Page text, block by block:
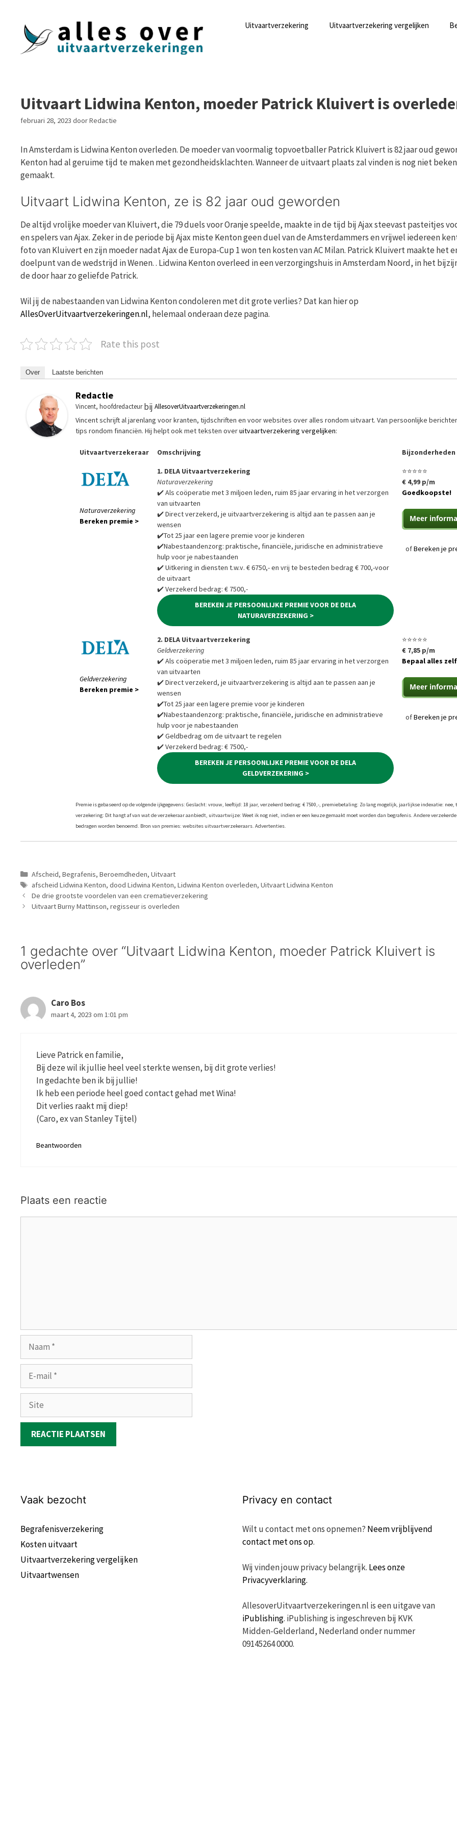
Uitvaartverzekering Uitvaartverzekering vergelijken
Uitvaart Lidwina Kenton, moeder Patrick Kluivert is
februari 28, 2023 doorRedactie
In Amsterdam is Lidwina Kenton overleden. De moeder van voormalig topvoetballer Patrick Kluivert is 82 jaar oud
Kenton had al geruime tijd te maken met gezondheidsklachten. Wanneer de uitvaart plaats zal vinden is nog niet
gemaakt.
Uitvaart Lidwina Kenton, ze is 82 jaar oud geworden
De altijd vrolijke moeder van Kluivert, die 79 duels voor Oranje speelde, maakte in de tijd bij Ajax steevast pasteitjes
en spelers van Ajax. Zeker in de periode bij Ajax miste Kenton geen duel van de Amsterdammers en vrijwel iedereen
foto van Kluivert en zijn moeder nadat Ajax de Europa-Cup 1 won ten kosten van AC Milan. Patrick Kluivert maakte het
doelpunt van de wedstrijd in Wenen. . Lidwina Kenton overleed in een verzorgingshuis in Amsterdam Noord, in het
de door haar zo geliefde Patrick.
Wil jij de nabestaanden van Lidwina Kenton condoleren met dit grote verlies? Dat kan hier op
AllesOverUitvaartverzekeringen.nl, helemaal onderaan deze pagina.
Rate this post
Over Laatste berichten
Redactie
Vincent, hoofdredacteurbij AllesoverUitvaartverzekeringen.nl
Vincent schrijft al jarenlang voor kranten, tijdschriften en voor websites over alles rondom uitvaart. Van persoonlijke
tips rondom financiën. Hij helpt ook met teksten overuitvaartverzekering vergelijken:
Uitvaartverzekeraar Omschrijving Bijzonderheden
Naturaverzekering
Bereken premie >
1. DELA Uitvaartverzekering
Naturaverzekering
✔️ Als coöperatie met 3 miljoen leden, ruim 85 jaar ervaring in het verzorgen
van uitvaarten
✔️ Direct verzekerd, je uitvaartverzekering is altijd aan te passen aan je
wensen
✔️Tot 25 jaar een lagere premie voor je kinderen
✔️Nabestaandenzorg: praktische, financiële, juridische en administratieve
hulp voor je nabestaanden
✔️ Uitkering in diensten t.w.v. € 6750,- en vrij te besteden bedrag € 700,-voor
de uitvaart
✔️ Verzekerd bedrag: € 7500,-
BEREKEN JE PERSOONLIJKE PREMIE VOOR DE DELA
NATURAVERZEKERING >
⭐⭐⭐⭐⭐
€ 4,99 p/m
Goedkoopste!
ofBereken je
Geldverzekering
Bereken premie >
2. DELA Uitvaartverzekering
Geldverzekering
✔️ Als coöperatie met 3 miljoen leden, ruim 85 jaar ervaring in het verzorgen
van uitvaarten
✔️ Direct verzekerd, je uitvaartverzekering is altijd aan te passen aan je
wensen
✔️Tot 25 jaar een lagere premie voor je kinderen
✔️Nabestaandenzorg: praktische, financiële, juridische en administratieve
hulp voor je nabestaanden
✔️ Geldbedrag om de uitvaart te regelen
✔️ Verzekerd bedrag: € 7500,-
BEREKEN JE PERSOONLIJKE PREMIE VOOR DE DELA
GELDVERZEKERING >
⭐⭐⭐⭐⭐
€ 7,85 p/m
Bepaal alles zelf
ofBereken je
Premie is gebaseerd op de volgende ijkgegevens: Geslacht: vrouw, leeftijd: 18 jaar, verzekerd bedrag: € 7500,-, premiebetaling: Zo lang mogelijk, jaarlijkse indexatie: nee,
verzekering: Dit hangt af van wat de verzekeraar aanbiedt, uitvaartwijze: Weet ik nog niet, indien er een keuze gemaakt moet worden dan begrafenis. Andere verzekerde
bedragen worden benoemd. Bron van premies: websites uitvaartverzekeraars. Advertenties.
Categorieën
Afscheid, Begrafenis, Beroemdheden, Uitvaart
Tags
afscheid Lidwina Kenton, dood Lidwina Kenton, Lidwina Kenton overleden, Uitvaart Lidwina Kenton
De drie grootste voordelen van een crematieverzekering
Uitvaart Burny Mattinson, regisseur is overleden
1 gedachte over “Uitvaart Lidwina Kenton, moeder Patrick Kluivert is
overleden”
Caro Bos
maart 4, 2023 om 1:01 pm
Lieve Patrick en familie,
Bij deze wil ik jullie heel veel sterkte wensen, bij dit grote verlies!
In gedachte ben ik bij jullie!
Ik heb een periode heel goed contact gehad met Wina!
Dit verlies raakt mij diep!
(Caro, ex van Stanley Tijtel)
Beantwoorden
Plaats een reactie
Naam
mail
Site
Vaak bezocht
Begrafenisverzekering
Kosten uitvaart
Uitvaartverzekering vergelijken
Uitvaartwensen
Privacy en contact
Wilt u contact met ons opnemen? Neem vrijblijvend
contact met ons op.
Wij vinden jouw privacy belangrijk. Lees onze
Privacyverklaring.
AllesoverUitvaartverzekeringen.nl is een uitgave van
iPublishing. iPublishing is ingeschreven bij KVK
Midden-Gelderland, Nederland onder nummer
09145264 0000.